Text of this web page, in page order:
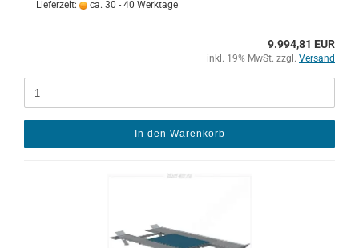
Lieferzeit:
ca. 30 - 40 Werktage
9.994,81 EUR
inkl. 19% MwSt. zzgl. Versand
In den Warenkorb